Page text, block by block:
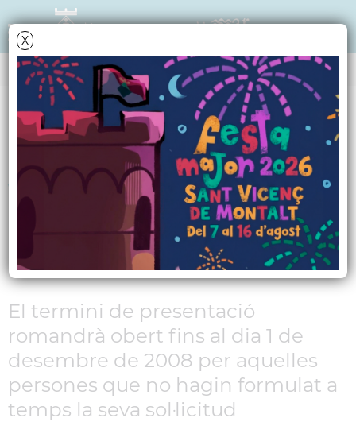
X
NOTÍCIES - ACTUALITAT
Programa de
vacances per a la
gent gran 2008-2009
de l´Imserso
El termini de presentació
romandrà obert fins al dia 1 de
desembre de 2008 per aquelles
persones que no hagin formulat a
temps la seva sol·licitud